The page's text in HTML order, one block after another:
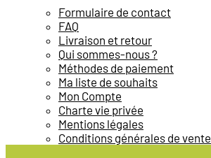
Formulaire de contact
FAQ
Livraison et retour
Qui sommes-nous ?
Méthodes de paiement
Ma liste de souhaits
Mon Compte
Charte vie privée
Mentions légales
Conditions générales de vente